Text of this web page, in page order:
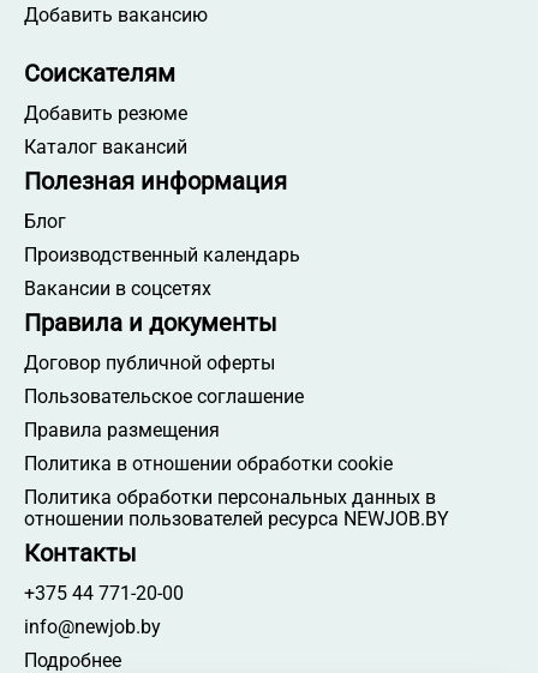
Добавить вакансию
Соискателям
Добавить резюме
Каталог вакансий
Полезная информация
Блог
Производственный календарь
Вакансии в соцсетях
Правила и документы
Договор публичной оферты
Пользовательское соглашение
Правила размещения
Политика в отношении обработки cookie
Политика обработки персональных данных в
отношении пользователей ресурса NEWJOB.BY
Контакты
+375 44 771-20-00
info@newjob.by
Подробнее